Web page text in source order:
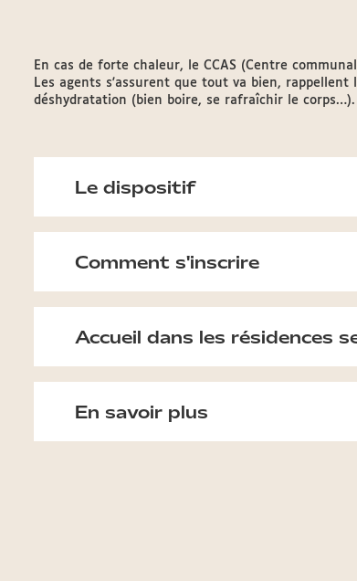
En cas de forte chaleur, le CCAS (Centre
Les agents s'assurent que tout va bien,
déshydratation (bien boire, se rafraîchir le corps…).
Le dispositif
Comment s'inscrire
Accueil dans les résidences
En savoir plus